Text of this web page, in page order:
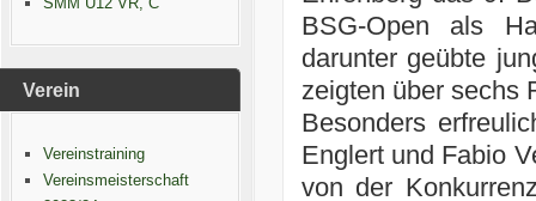
Verein
Vereinstraining
Vereinsmeisterschaft
BSG-Open als
darunter geübte
zeigten über sechs
Besonders
Englert und Fabio
von der